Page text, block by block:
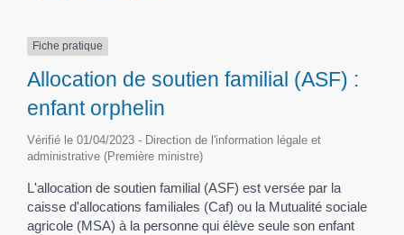
Fiche pratique
Allocation de soutien familial (ASF) :
enfant orphelin
Vérifié le 01/04/2023 - Direction de l'information légale et
administrative (Première ministre)
L'allocation de soutien familial (ASF) est versée par la
caisse d'allocations familiales (Caf) ou la Mutualité sociale
agricole (MSA) à la personne qui élève seule son enfant